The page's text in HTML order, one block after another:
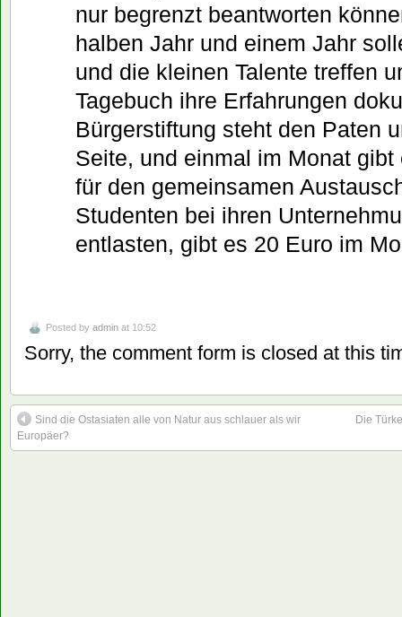
nur begrenzt beantworten
halben Jahr und einem Jahr
und die kleinen Talente treffen
Tagebuch ihre Erfahrungen
Bürgerstiftung steht den Paten
Seite, und einmal im Monat
für den gemeinsamen
Studenten bei ihren
entlasten, gibt es 20 Euro im
Posted by admin at 10:52
Sorry, the comment form is closed at this
Sind die Ostasiaten alle von Natur aus schlauer als wir
Europäer?
Die